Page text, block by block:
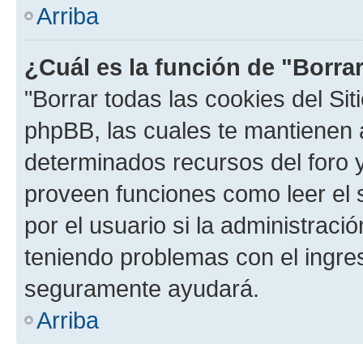
Arriba
¿Cuál es la función de
"Borrar todas las cookies del
phpBB, las cuales te
determinados recursos del foro
proveen funciones como leer el
por el usuario si la
teniendo problemas con el
seguramente ayudará.
Arriba